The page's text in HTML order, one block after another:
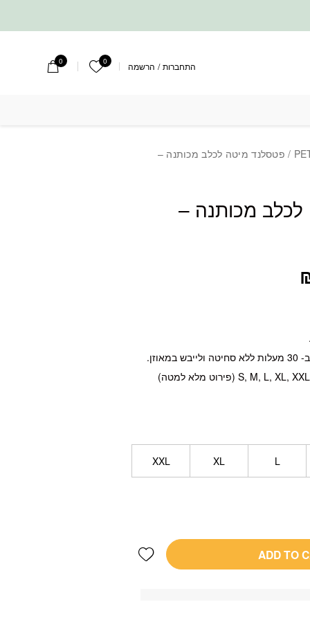
התחברות / הרשמה 0 הרשימה שלי
0
/ פטסלנד מיטה לכלב מכותנה –
מכותנה –
L
XL
XXL
ADD TO
Add wishlist